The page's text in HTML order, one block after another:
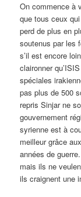
On commence à
que tous ceux
perd de plus en
soutenus par les
s’il est encore
claironner
spéciales
pas plus de 500
repris Sinjar ne
gouvernement
syrienne est à
meilleur grâce
années de
mais ils ne
ils craignent une